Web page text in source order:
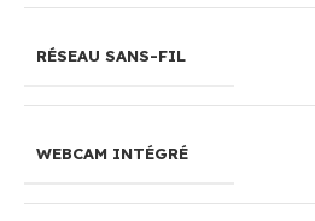
RÉSEAU SANS-FIL
WEBCAM INTÉGRÉ